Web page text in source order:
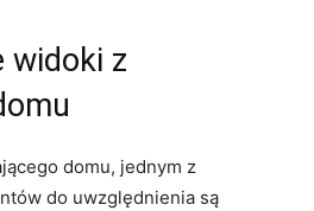
widoki z
domu, jednym z
do uwzględnienia są